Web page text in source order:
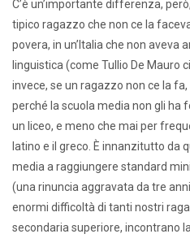
C’è un’importante differenza,
tipico ragazzo che non ce la
povera, in un’Italia che non aveva
linguistica (come Tullio De Mauro
invece, se un ragazzo non ce la
perché la scuola media non gli ha
un liceo, e meno che mai per
latino e il greco. È innanzitutto da
media a raggiungere standard
(una rinuncia aggravata da tre
enormi difficoltà di tanti nostri
secondaria superiore, incontrano